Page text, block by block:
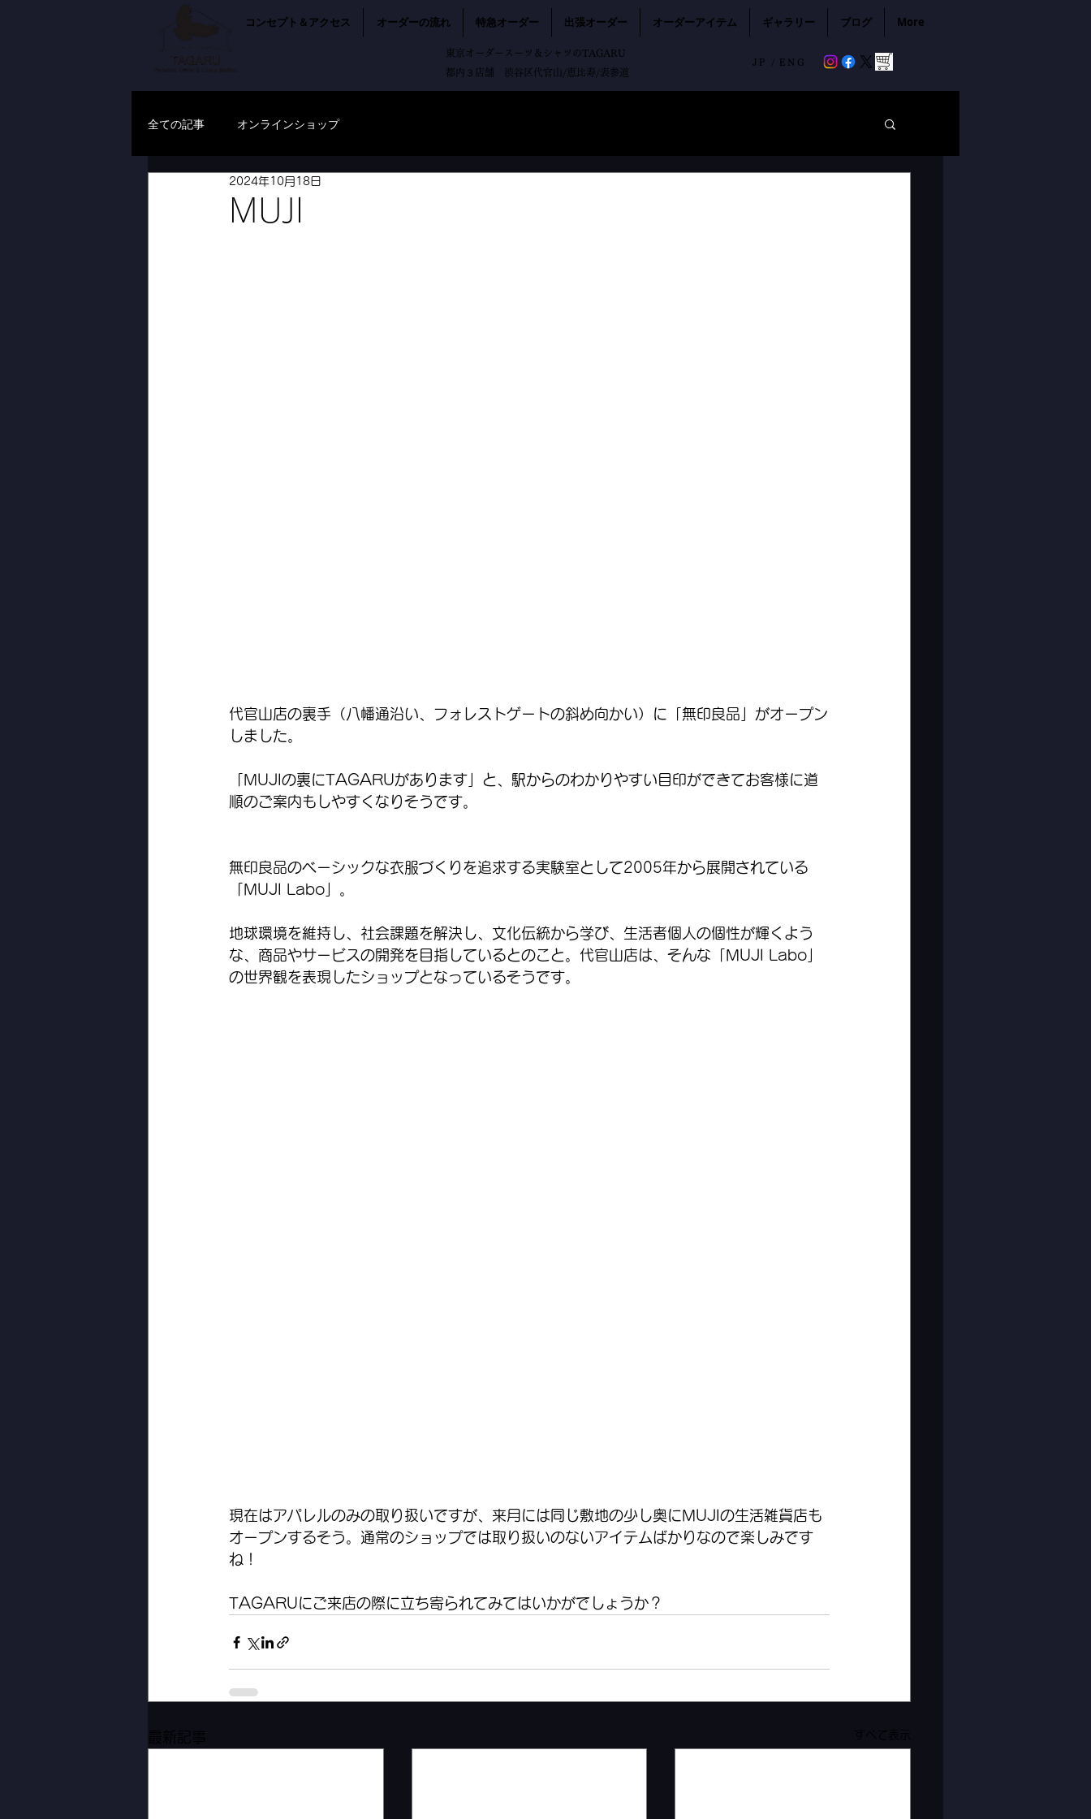
コンセプト＆アクセス オーダーの流れ 特急オーダー 出張オーダー オーダーアイテム ギャラリー ブログ More
東京オーダースーツ＆シャツのTAGARU
都内３店舗 渋谷区代官山/恵比寿/表参道
ENG
JP /
全ての記事 オンラインショップ
MUJI
2024年10月18日
代官山店の裏手（八幡通沿い、フォレストゲートの斜め向かい）に「無印良品」がオープン
しました。
「MUJIの裏にTAGARUがあります」と、駅からのわかりやすい目印ができてお客様に道
順のご案内もしやすくなりそうです。
無印良品のベーシックな衣服づくりを追求する実験室として2005年から展開されている
「MUJI Labo」。
地球環境を維持し、社会課題を解決し、文化伝統から学び、生活者個人の個性が輝くよう
な、商品やサービスの開発を目指しているとのこと。代官山店は、そんな「MUJI Labo」
の世界観を表現したショップとなっているそうです。
現在はアパレルのみの取り扱いですが、来月には同じ敷地の少し奥にMUJIの生活雑貨店も
オープンするそう。通常のショップでは取り扱いのないアイテムばかりなので楽しみです
ね！
TAGARUにご来店の際に立ち寄られてみてはいかがでしょうか？